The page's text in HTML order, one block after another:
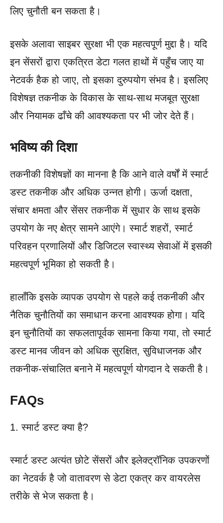
लिए चुनौती बन सकता है।
इसके अलावा साइबर सुरक्षा भी एक महत्वपूर्ण मुद्दा है। यदि
इन सेंसरों द्वारा एकत्रित डेटा गलत हाथों में पहुँच जाए या
नेटवर्क हैक हो जाए, तो इसका दुरुपयोग संभव है। इसलिए
विशेषज्ञ तकनीक के विकास के साथ-साथ मजबूत सुरक्षा
और नियामक ढाँचे की आवश्यकता पर भी जोर देते हैं।
भविष्य की दिशा
तकनीकी विशेषज्ञों का मानना है कि आने वाले वर्षों में स्मार्ट
डस्ट तकनीक और अधिक उन्नत होगी। ऊर्जा दक्षता,
संचार क्षमता और सेंसर तकनीक में सुधार के साथ इसके
उपयोग के नए क्षेत्र सामने आएंगे। स्मार्ट शहरों, स्मार्ट
परिवहन प्रणालियों और डिजिटल स्वास्थ्य सेवाओं में इसकी
महत्वपूर्ण भूमिका हो सकती है।
हालाँकि इसके व्यापक उपयोग से पहले कई तकनीकी और
नैतिक चुनौतियों का समाधान करना आवश्यक होगा। यदि
इन चुनौतियों का सफलतापूर्वक सामना किया गया, तो स्मार्ट
डस्ट मानव जीवन को अधिक सुरक्षित, सुविधाजनक और
तकनीक-संचालित बनाने में महत्वपूर्ण योगदान दे सकती है।
FAQs
1. स्मार्ट डस्ट क्या है?
स्मार्ट डस्ट अत्यंत छोटे सेंसरों और इलेक्ट्रॉनिक उपकरणों
का नेटवर्क है जो वातावरण से डेटा एकत्र कर वायरलेस
तरीके से भेज सकता है।